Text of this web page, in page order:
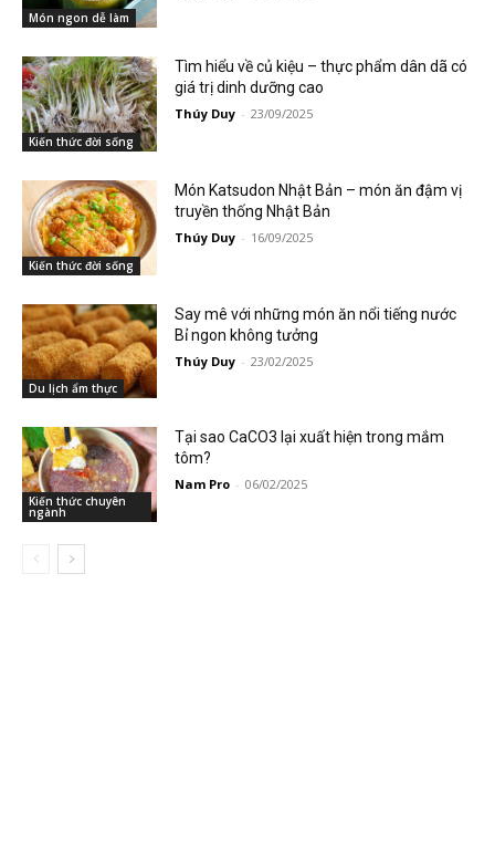
Món ngon dễ làm
Kiến thức đời sống
Tìm hiểu về củ kiệu – thực phẩm dân dã có
giá trị dinh dưỡng cao
Thúy Duy - 23/09/2025
Kiến thức đời sống
Món Katsudon Nhật Bản – món ăn đậm vị
truyền thống Nhật Bản
Thúy Duy - 16/09/2025
Du lịch ẩm thực
Say mê với những món ăn nổi tiếng nước
Bỉ ngon không tưởng
Thúy Duy - 23/02/2025
Kiến thức chuyên
ngành
Tại sao CaCO3 lại xuất hiện trong mắm
tôm?
Nam Pro - 06/02/2025